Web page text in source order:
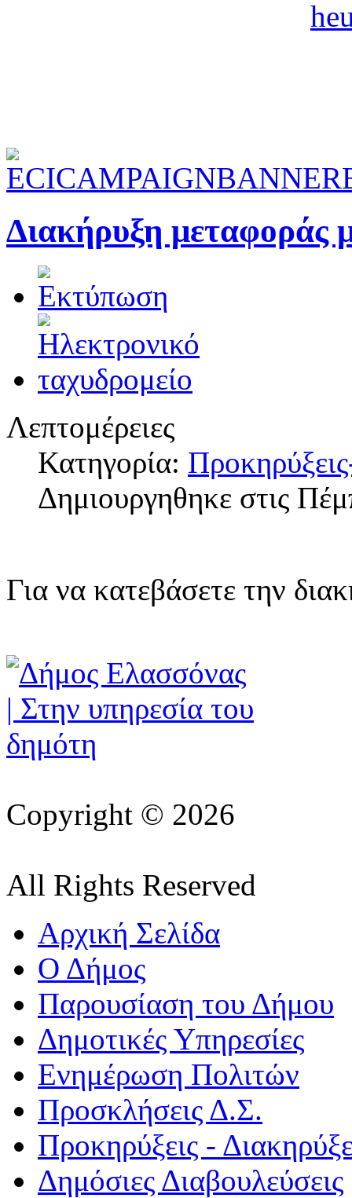
Διακήρυξη μεταφοράς
Λεπτομέρειες
Κατηγορία:
Δημιουργηθηκε στις
Για να κατεβάσετε την
Copyright © 2026
All Rights Reserved
Αρχική Σελίδα
Ο Δήμος
Παρουσίαση του Δήμου
Δημοτικές Υπηρεσίες
Ενημέρωση Πολιτών
Προσκλήσεις Δ.Σ.
Προκηρύξεις -
Δημόσιες Διαβουλεύσεις